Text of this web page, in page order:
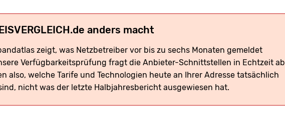
anders macht
zeigt, was Netzbetreiber vor bis zu sechs Monaten gemeldet
Verfügbarkeitsprüfung fragt die Anbieter-Schnittstellen in Echtzeit ab
also, welche Tarife und Technologien heute an Ihrer Adresse tatsächlich
nicht was der letzte Halbjahresbericht ausgewiesen hat.